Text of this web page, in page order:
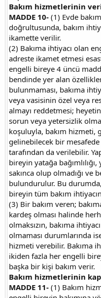
Bakım hizmetlerinin
MADDE 10- (1) Evde
doğrultusunda, bakım
ikamette verilir.
(2) Bakıma ihtiyacı olan
adreste ikamet etmesi
engelli bireye 4 üncü
bendinde yer alan
bulunmaması, bakıma
veya vasisinin özel veya
almayı reddetmesi;
sorun veya yetersizlik
koşuluyla, bakım hizmeti,
gelinebilecek bir
tarafından da verilebilir.
bireyin yatağa bağımlılığı,
sakınca olup olmadığı ve
bulundurulur. Bu
bireyin tüm bakım
(3) Bir bakım veren;
kardeş olması halinde
olmaksızın, bakıma
olmaması durumlarında
hizmeti verebilir. Bakıma
ikiden fazla her engelli
başka bir kişi bakım verir.
Bakım hizmetlerinin
MADDE 11- (1) Bakım